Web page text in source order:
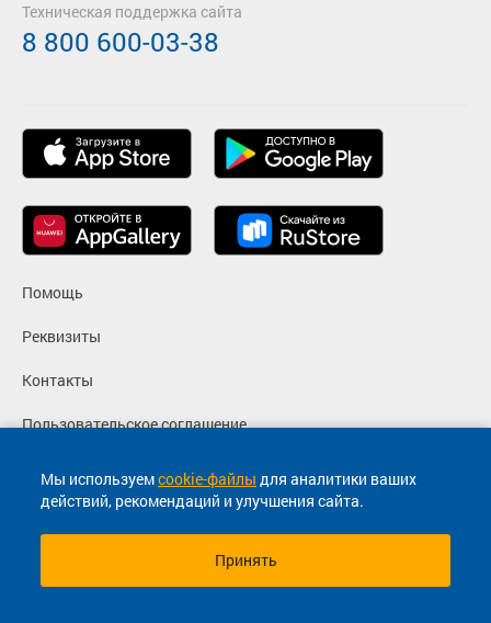
Мы используемcookie-файлы для аналитики ваших
действий, рекомендаций и улучшения сайта.
Принять
Помощь
Реквизиты
Контакты
Пользовательское соглашение
Политика конфиденциальности
Согласие на маркетинговые сообщения
Техническая поддержка сайта
8 800 600-03-38
© 2013-2026, ООО "Капитал"- Онлайн сервис продажи